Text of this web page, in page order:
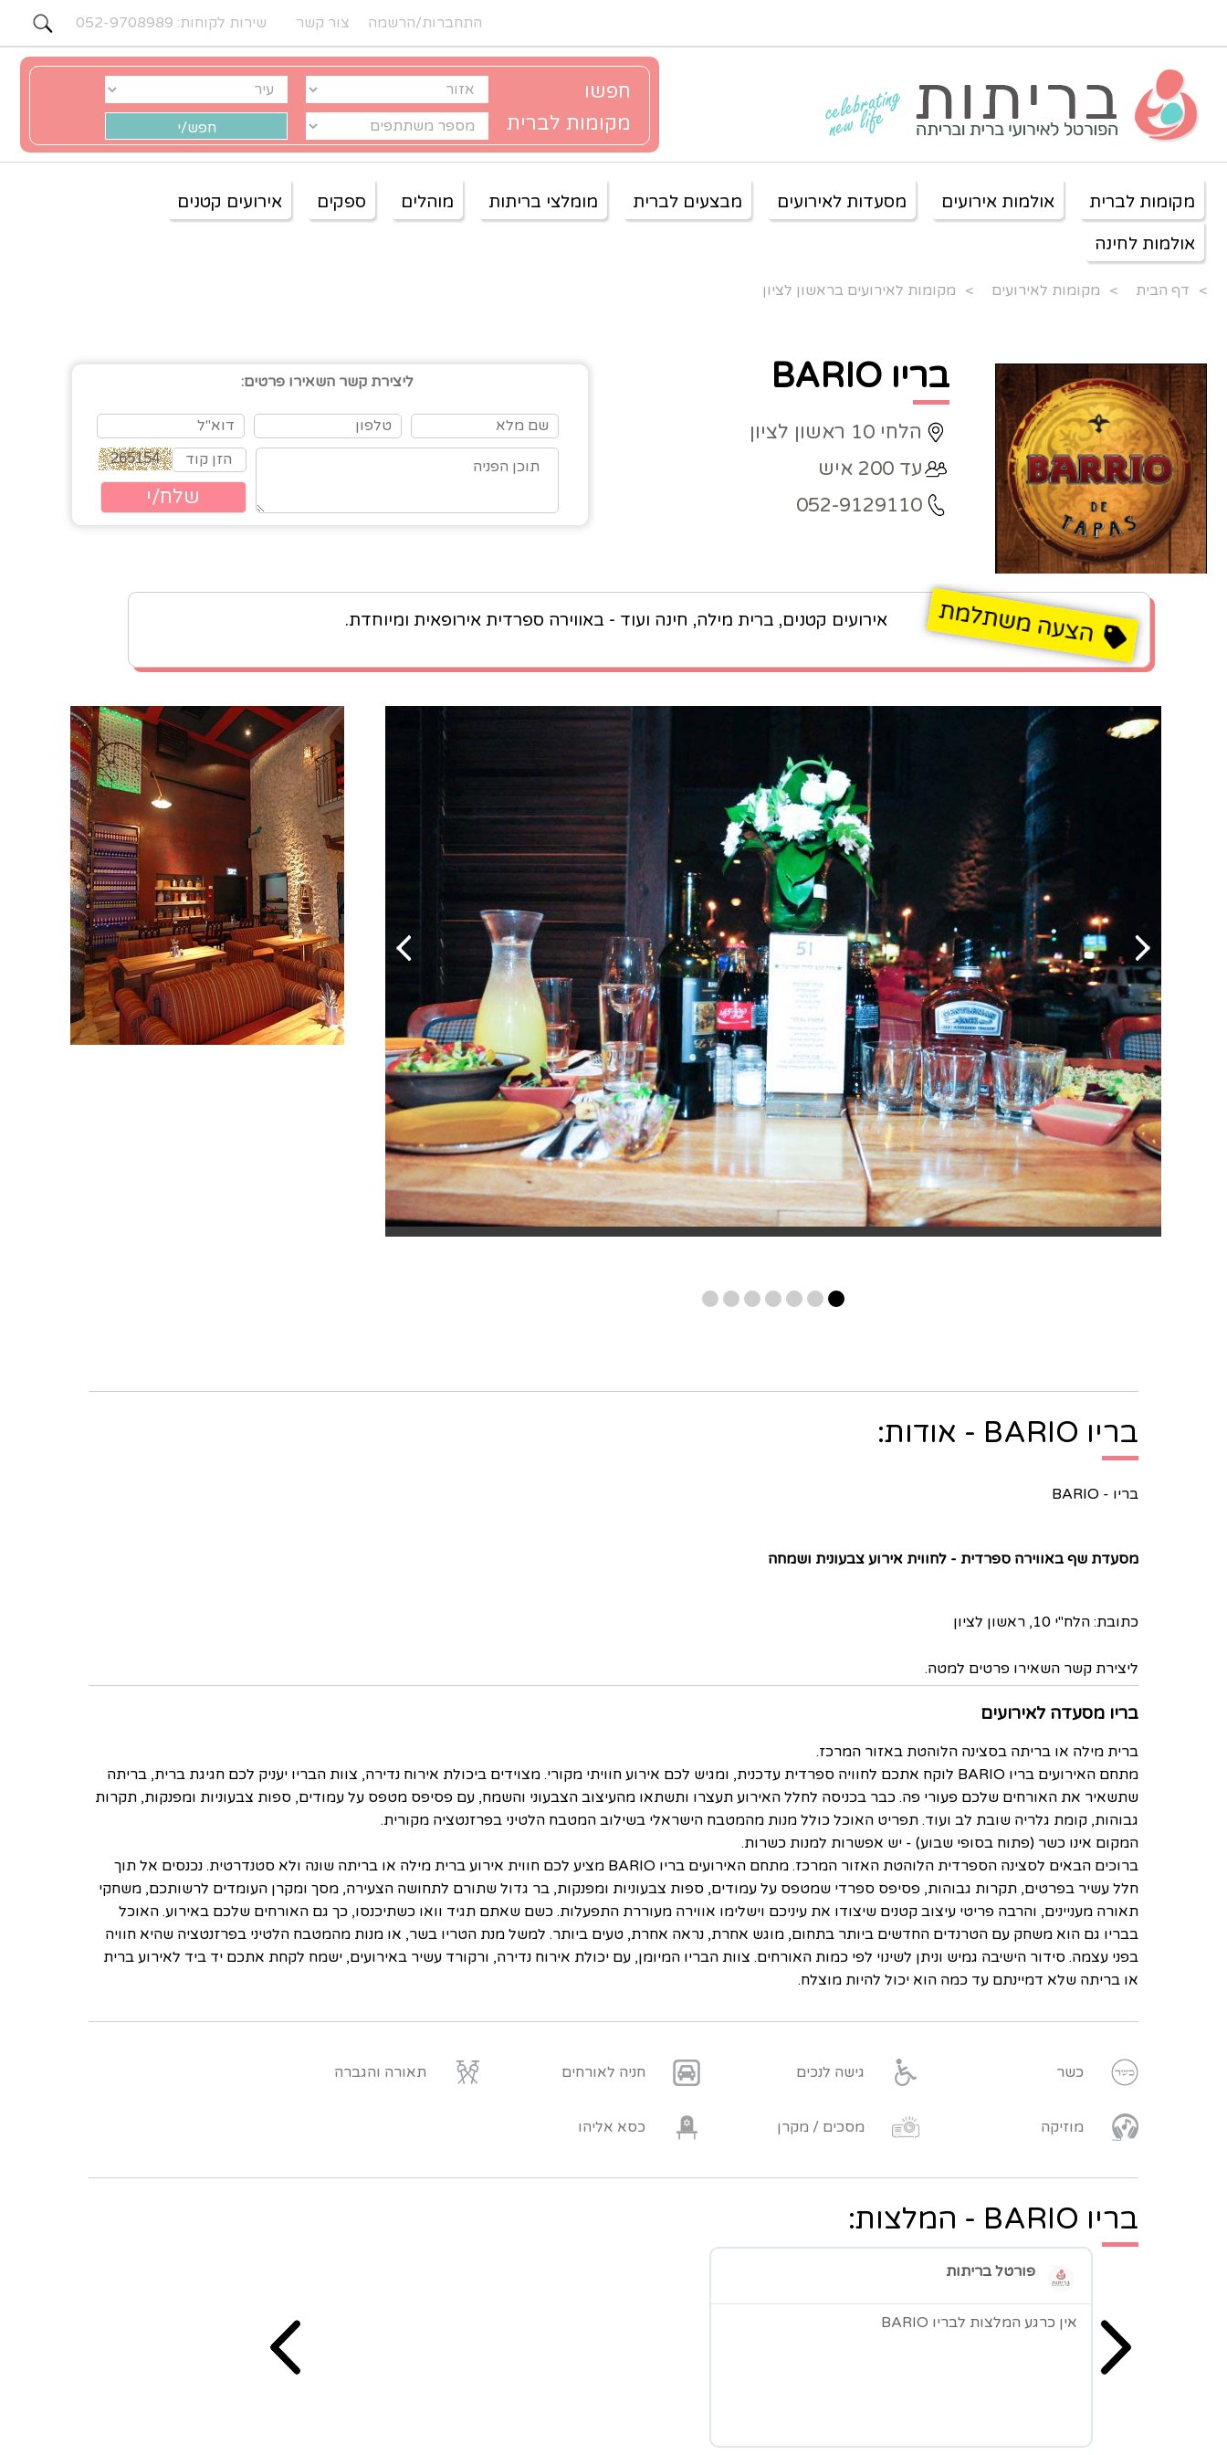
צור קשר שירות לקוחות: 052-9708989 התחברות/הרשמה
חפשו
מקומות לברית
מקומות לברית אולמות אירועים מסעדות לאירועים מבצעים לברית מומלצי בריתות מוהלים ספקים אירועים קטנים
אולמות לחינה
> דף הבית > מקומות לאירועים > מקומות לאירועים בראשון לציון
> בריו BARIO
ליצירת קשר השאירו פרטים: בריו BARIO
הלחי 10 ראשון לציון
עד 200 איש
052-9129110
אירועים קטנים, ברית מילה, חינה ועוד - באווירה ספרדית אירופאית ומיוחדת.
בריו BARIO - אודות:
בריו - BARIO
מסעדת שף באווירה ספרדית - לחווית אירוע צבעונית ושמחה
כתובת: הלח"י 10, ראשון לציון
ליצירת קשר השאירו פרטים למטה.
בריו מסעדה לאירועים
ברית מילה או בריתה בסצינה הלוהטת באזור המרכז.
מתחם האירועים בריו BARIO לוקח אתכם לחוויה ספרדית עדכנית, ומגיש לכם אירוע חוויתי מקורי. מצוידים ביכולת אירוח נדירה, צוות הבריו יעניק לכם חגיגת ברית, בריתה
שתשאיר את האורחים שלכם פעורי פה. כבר בכניסה לחלל האירוע תעצרו ותשתאו מהעיצוב הצבעוני והשמח, עם פסיפס מטפס על עמודים, ספות צבעוניות ומפנקות, תקרות
גבוהות, קומת גלריה שובת לב ועוד. תפריט האוכל כולל מנות מהמטבח הישראלי בשילוב המטבח הלטיני בפרזנטציה מקורית.
המקום אינו כשר (פתוח בסופי שבוע) - יש אפשרות למנות כשרות.
ברוכים הבאים לסצינה הספרדית הלוהטת האזור המרכז. מתחם האירועים בריו BARIO מציע לכם חווית אירוע ברית מילה או בריתה שונה ולא סטנדרטית. נכנסים אל תוך
חלל עשיר בפרטים, תקרות גבוהות, פסיפס ספרדי שמטפס על עמודים, ספות צבעוניות ומפנקות, בר גדול שתורם לתחושה הצעירה, מסך ומקרן העומדים לרשותכם, משחקי
תאורה מעניינים, והרבה פריטי עיצוב קטנים שיצודו את עיניכם וישלימו אווירה מעוררת התפעלות. כשם שאתם תגיד וואו כשתיכנסו, כך גם האורחים שלכם באירוע. האוכל
בבריו גם הוא משחק עם הטרנדים החדשים ביותר בתחום, מוגש אחרת, נראה אחרת, טעים ביותר. למשל מנת הטריו בשר, או מנות מהמטבח הלטיני בפרזנטציה שהיא חוויה
בפני עצמה. סידור הישיבה גמיש וניתן לשינוי לפי כמות האורחים. צוות הבריו המיומן, עם יכולת אירוח נדירה, ורקורד עשיר באירועים, ישמח לקחת אתכם יד ביד לאירוע ברית
או בריתה שלא דמיינתם עד כמה הוא יכול להיות מוצלח.
כשר גישה לנכים חניה לאורחים תאורה והגברה
מוזיקה מסכים / מקרן כסא אליהו
בריו BARIO - המלצות:
פורטל בריתות
אין כרגע המלצות לבריו BARIO